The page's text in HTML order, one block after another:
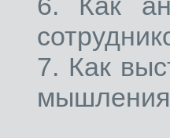
7. Как